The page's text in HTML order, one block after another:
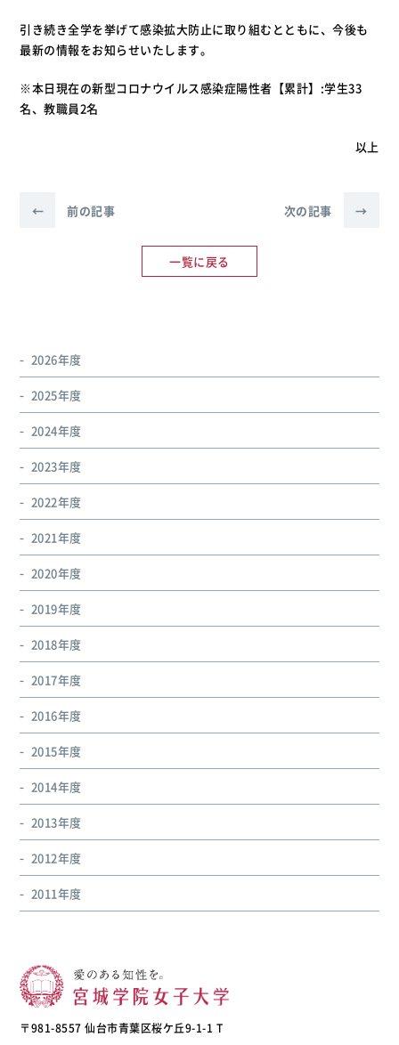
引き続き全学を挙げて感染拡大防止に取り組むとともに、今後も
最新の情報をお知らせいたします。
※本日現在の新型コロナウイルス感染症陽性者【累計】:学生33
名、教職員2名
以上
← 前の記事
一覧に戻る
次の記事 →
2026年度
2025年度
2024年度
2023年度
2022年度
2021年度
2020年度
2019年度
2018年度
2017年度
2016年度
2015年度
2014年度
2013年度
2012年度
2011年度
〒981-8557 仙台市青葉区桜ケ丘9-1-1 T